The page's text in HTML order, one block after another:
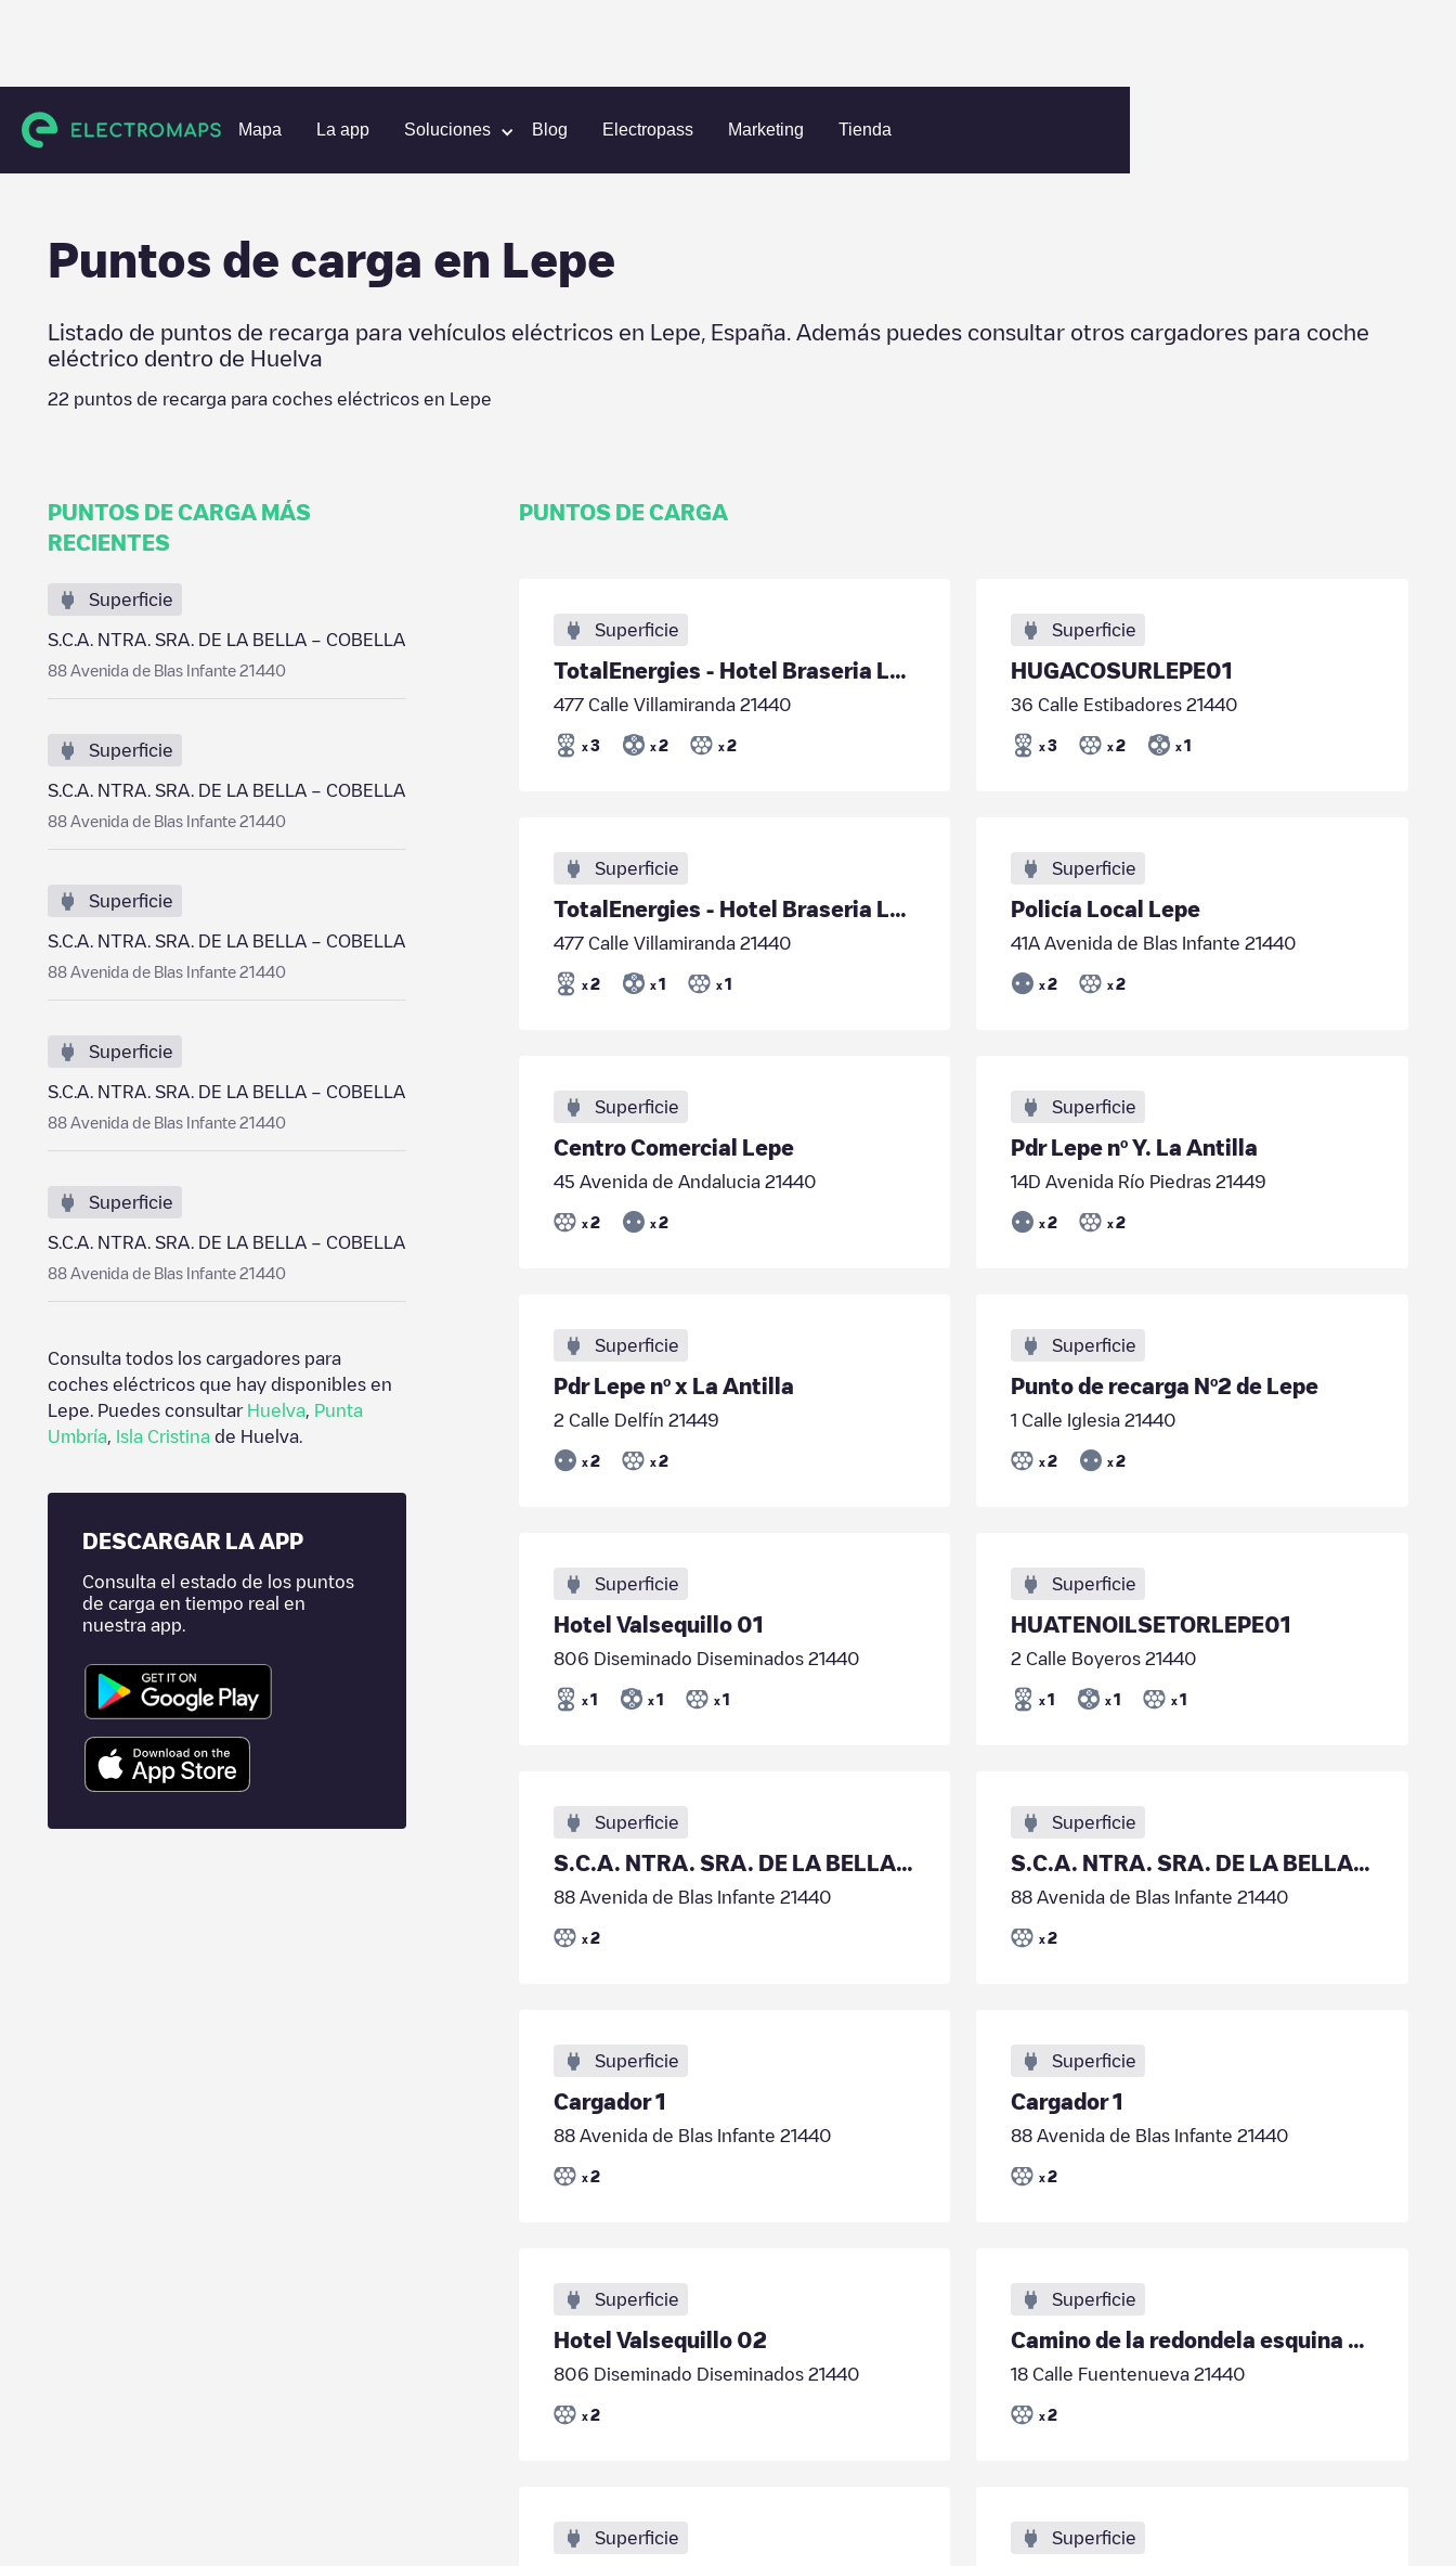
Mapa La app Soluciones Blog Electropass Marketing Tienda
Estaciones de carga España Huelva Lepe
Puntos de carga en Lepe
Listado de puntos de recarga para vehículos eléctricos en Lepe España . Además puedes consultar otros cargadores para coche
eléctrico dentro de Huelva
22 puntos de recarga para coches eléctricos en Lepe
PUNTOS DE CARGA MÁS
RECIENTES
Superficie
S.C.A. NTRA. SRA. DE LA BELLA – COBELLA
88 Avenida de Blas Infante 21440
Superficie
S.C.A. NTRA. SRA. DE LA BELLA – COBELLA
88 Avenida de Blas Infante 21440
Superficie
S.C.A. NTRA. SRA. DE LA BELLA – COBELLA
88 Avenida de Blas Infante 21440
Superficie
S.C.A. NTRA. SRA. DE LA BELLA – COBELLA
88 Avenida de Blas Infante 21440
Superficie
S.C.A. NTRA. SRA. DE LA BELLA – COBELLA
88 Avenida de Blas Infante 21440
Consulta todos los cargadores para
coches eléctricos que hay disponibles en
Lepe . Puedes consultar Huelva
Punta
Umbría
Isla Cristina de Huelva
DESCARGAR LA APP
Consulta el estado de los puntos
de carga en tiempo real en
nuestra app.
PUNTOS DE CARGA
Superficie
TotalEnergies - Hotel Braseria La Barca
477 Calle Villamiranda 21440
x 3 x 2 x 2
Superficie
HUGACOSURLEPE01
36 Calle Estibadores 21440
x 3 x 2 x 1
Superficie
TotalEnergies - Hotel Braseria La Barca
477 Calle Villamiranda 21440
x 2 x 1 x 1
Superficie
Policía Local Lepe
41A Avenida de Blas Infante 21440
x 2 x 2
Superficie
Centro Comercial Lepe
45 Avenida de Andalucia 21440
x 2 x 2
Superficie
Pdr Lepe nº Y. La Antilla
14D Avenida Río Piedras 21449
x 2 x 2
Superficie
Pdr Lepe nº x La Antilla
2 Calle Delfín 21449
x 2 x 2
Superficie
Punto de recarga Nº2 de Lepe
1 Calle Iglesia 21440
x 2 x 2
Superficie
Hotel Valsequillo 01
806 Diseminado Diseminados 21440
x 1 x 1 x 1
Superficie
HUATENOILSETORLEPE01
2 Calle Boyeros 21440
x 1 x 1 x 1
Superficie
S.C.A. NTRA. SRA. DE LA BELLA – COBELLA
88 Avenida de Blas Infante 21440
x 2
Superficie
S.C.A. NTRA. SRA. DE LA BELLA – COBELLA
88 Avenida de Blas Infante 21440
x 2
Superficie
Cargador 1
88 Avenida de Blas Infante 21440
x 2
Superficie
Cargador 1
88 Avenida de Blas Infante 21440
x 2
Superficie
Hotel Valsequillo 02
806 Diseminado Diseminados 21440
x 2
Superficie
Camino de la redondela esquina calle fuentenueva
18 Calle Fuentenueva 21440
x 2
Superficie Superficie